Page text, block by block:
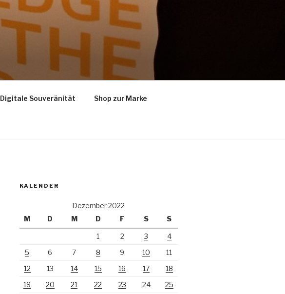
Digitale Souveränität Shop zur Marke
KALENDER
Dezember 2022
M
D M D F S S
1 2 3
4
5
6 7 8 9 10
11
12
13 14 15 16 17
18
19
20 21 22 23 24
25